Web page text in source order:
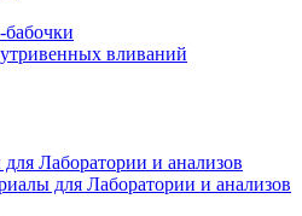
вливаний
Лаборатории и анализов
для Лаборатории и анализов